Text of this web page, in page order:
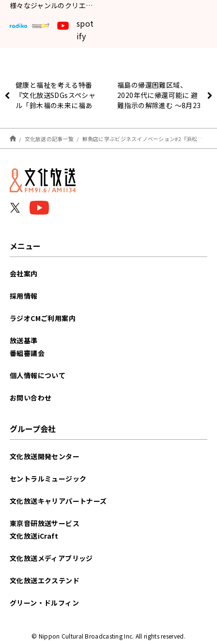
様々なジャンルのクリエ…
spot
ify
健康と福祉を考える特番
『文化放送SDGsスペシャ
ル「鈴木福の未来に福あ
せ〜」』
福島の帰還困難区域、
2020年代に帰還可能に 避
難指示の解除進む ～8月23
文化放送の記事一覧 鮮魚店に学ぶビジネスイノベーション#2『浜松町Innovation Culture Cafe』
メニュー
会社案内
採用情報
ラジオCMご利用案内
放送基準
番組審議会
個人情報について
お問い合わせ
グループ会社
文化放送開発センター
セントラルミュージック
文化放送キャリアパートナーズ
東京音研放送サービス
文化放送iCraft
文化放送メディアブリッジ
文化放送エクステンド
グリーン・ドルフィン
© Nippon Cultural Broadcasting Inc. All rights reserved.